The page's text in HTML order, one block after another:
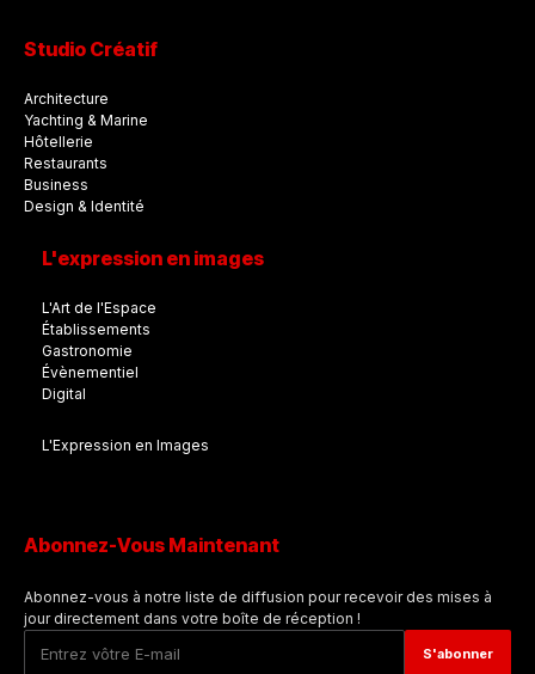
Studio Créatif
Architecture
Yachting & Marine
Hôtellerie
Restaurants
Business
Design & Identité
L'expression en images
L'Art de l'Espace
Établissements
Gastronomie
Évènementiel
Digital
L'Expression en Images
Abonnez-Vous Maintenant
Abonnez-vous à notre liste de diffusion pour recevoir des mises à
jour directement dans votre boîte de réception !